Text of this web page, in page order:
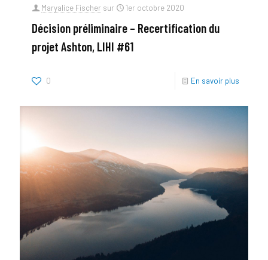
Maryalice Fischer sur 1er octobre 2020
Décision préliminaire – Recertification du
projet Ashton, LIHI #61
0 En savoir plus